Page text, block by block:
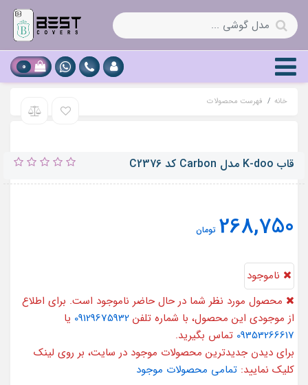
0
خانه فهرست محصولات
قاب K-doo مدل Carbon کد C2376
268,750 تومان
ناموجود
محصول مورد نظر شما در حال حاضر ناموجود است. برای اطلاع
از موجودی این محصول، با شماره تلفن 09129675932 یا
09353266617 تماس بگیرید.
برای دیدن جدیدترین محصولات موجود در سایت، بر روی لینک
کلیک نمایید: تمامی محصولات موجود